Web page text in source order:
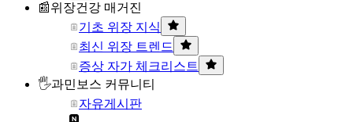
📰위장건강 매거진
기초 위장 지식
최신 위장 트렌드
증상 자가 체크리스트
🖐과민보스 커뮤니티
자유게시판